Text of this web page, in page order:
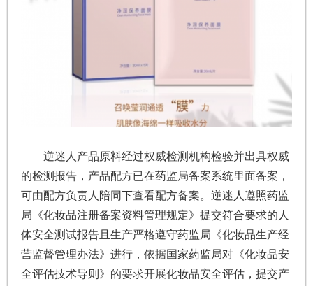
逆迷人产品原料经过权威检测机构检验并出具权威
的检测报告，产品配方已在药监局备案系统里面备案，
可由配方负责人陪同下查看配方备案。逆迷人遵照药监
局《化妆品注册备案资料管理规定》提交符合要求的人
体安全测试报告且生产严格遵守药监局《化妆品生产经
营监督管理办法》进行，依据国家药监局对《化妆品安
全评估技术导则》的要求开展化妆品安全评估，提交产